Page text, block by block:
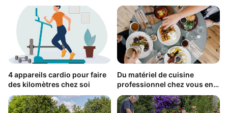
4 appareils cardio pour faire
des kilomètres chez soi
Du matériel de cuisine
professionnel chez vous en
quelques clics